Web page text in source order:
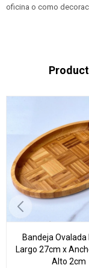
oficina o como
Bandeja Ovalada
Largo 27cm x
Alto 2cm